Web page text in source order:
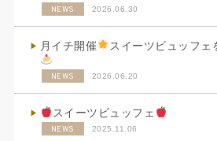
NEWS 2026.06.30
月イチ開催 スイーツビュッフェ
NEWS 2026.06.20
スイーツビュッフェ
NEWS 2025.11.06